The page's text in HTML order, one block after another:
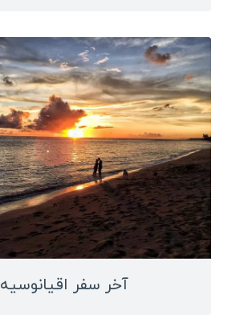
قبرس شمالی
بوسنی و هرزگوین
آلبانی
مقدونیه
کوزوو
سن مارینو
لیتوانی
لتونی
آخر سفر اقیانوسیه